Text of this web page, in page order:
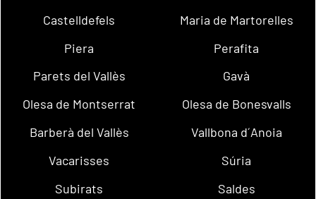
Castelldefels
Maria de Martorelles
Piera
Perafita
Parets del Vallès
Gavà
Olesa de Montserrat
Olesa de Bonesvalls
Barberà del Vallès
Vallbona d´Anoia
Vacarisses
Súria
Subirats
Saldes